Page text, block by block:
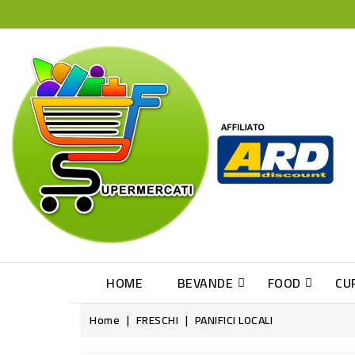
HOME BEVANDE FOOD
Home FRESCHI PANIFICI LOCALI